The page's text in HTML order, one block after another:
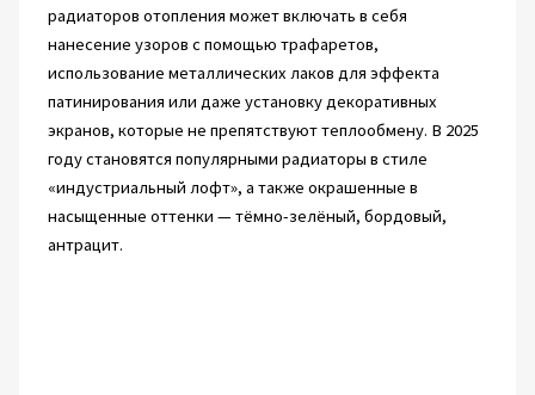
радиаторов отопления может включать в себя
нанесение узоров с помощью трафаретов,
использование металлических лаков для эффекта
патинирования или даже установку декоративных
экранов, которые не препятствуют теплообмену. В 2025
году становятся популярными радиаторы в стиле
«индустриальный лофт», а также окрашенные в
насыщенные оттенки — тёмно-зелёный, бордовый,
антрацит.